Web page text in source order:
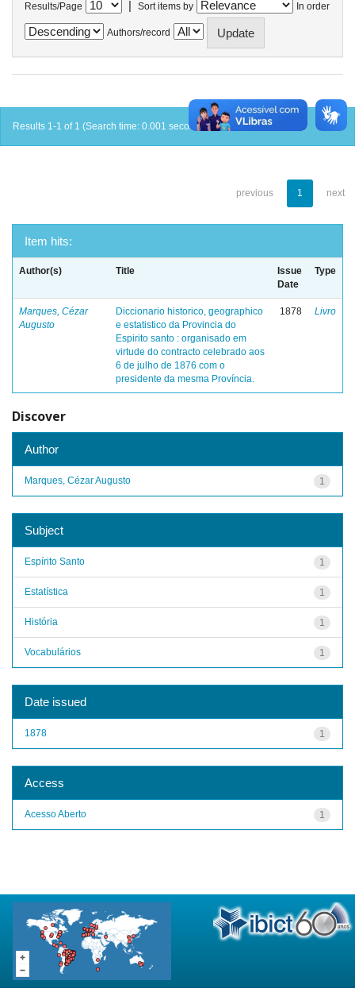
Results/Page | Sort items by In order
Authors/record
Results 1-1 of 1 (Search time: 0.001 seconds).
previous 1 next
Item hits:
Author(s) Title
Issue
Date
Type
Marques, Cézar
Augusto
Diccionario historico, geographico
e estatistico da Provincia do
Espirito santo : organisado em
virtude do contracto celebrado aos
6 de julho de 1876 com o
presidente da mesma Província.
1878 Livro
Discover
Author
1
Marques, Cézar Augusto
Subject
1
Espírito Santo
1
Estatística
1
História
1
Vocabulários
Date issued
1
1878
Access
1
Acesso Aberto